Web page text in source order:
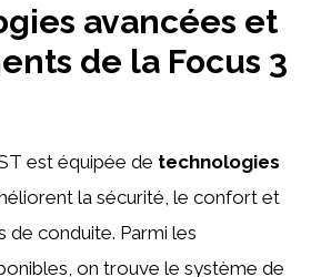
avancées et
de la Focus 3
est équipée de technologies
la sécurité, le confort et
de conduite. Parmi les
on trouve le système de